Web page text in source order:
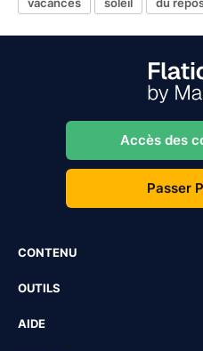
Accès des
Passer
CONTENU
OUTILS
AIDE